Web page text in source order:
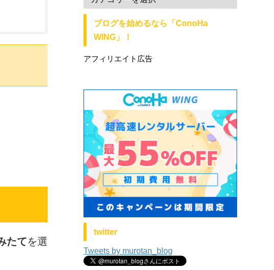
たてを選
ブログを始めるなら「ConoHa
WING」！
アフィリエイト広告
twitter
Tweets by murotan_blog